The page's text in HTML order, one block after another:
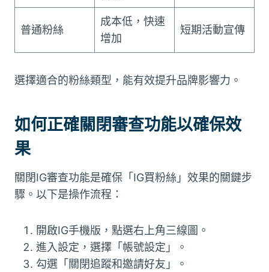
普通粉絲
成本低，快速
增加
短期活動宣傳
選擇適合的粉絲類型，能有效提升品牌影響力。
如何正確關閉審查功能以確保效
果
關閉IG審查功能是確保「IG買粉絲」效果的關鍵步
驟。以下是操作流程：
開啟IG手機版，點選右上角三線圖。
進入設定，選擇「帳號設定」。
勾選「關閉追蹤和邀請好友」。